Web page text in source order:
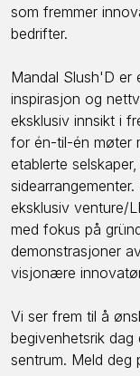
som fremmer
bedrifter.
Mandal Slush'D er
inspirasjon og
eksklusiv innsikt i
for én-til-én møter
etablerte
eksklusiv venture/
med fokus på
demonstrasjoner
visjonære
Vi ser frem til å
begivenhetsrik
sentrum. Meld deg